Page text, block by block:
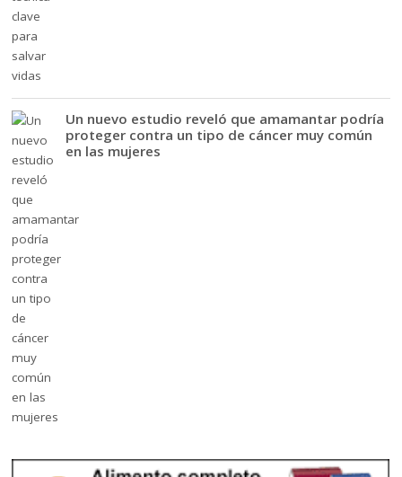
Un nuevo estudio reveló que amamantar podría
proteger contra un tipo de cáncer muy común
en las mujeres